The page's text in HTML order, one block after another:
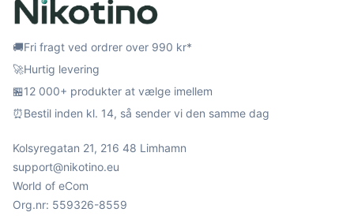
🚚Fri fragt ved ordrer over 990 kr*
🚀Hurtig levering
🏪12 000+ produkter at vælge imellem
⏰Bestil inden kl. 14, så sender vi den samme dag
Kolsyregatan 21, 216 48 Limhamn
support@nikotino.eu
World of eCom
Org.nr: 559326-8559